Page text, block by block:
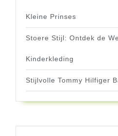
Kleine Prinses
Stoere Stijl: Ontdek de
Kinderkleding
Stijlvolle Tommy Hilfiger